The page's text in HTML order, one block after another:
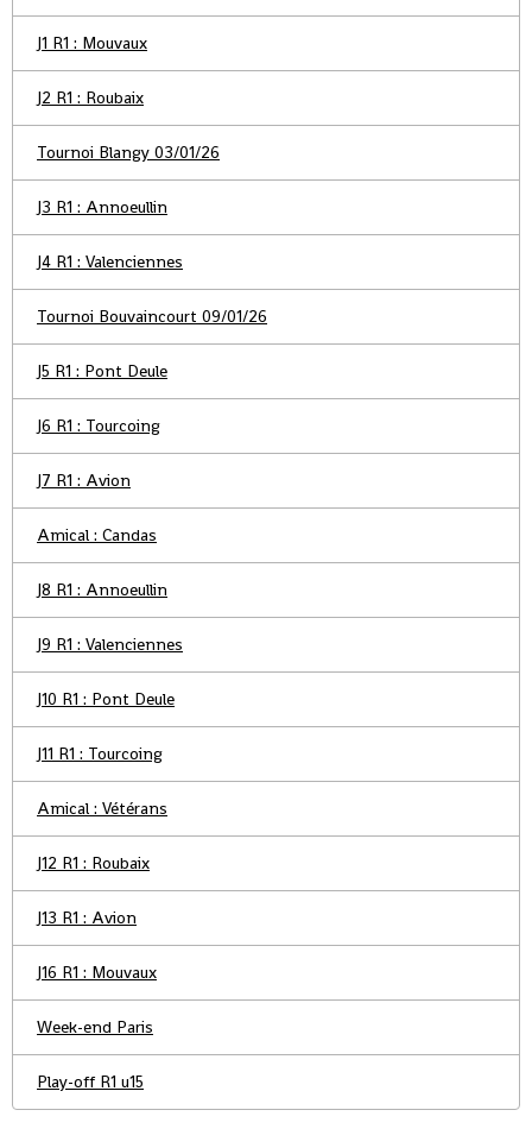
J1 R1 : Mouvaux
J2 R1 : Roubaix
Tournoi Blangy 03/01/26
J3 R1 : Annoeullin
J4 R1 : Valenciennes
Tournoi Bouvaincourt 09/01/26
J5 R1 : Pont Deule
J6 R1 : Tourcoing
J7 R1 : Avion
Amical : Candas
J8 R1 : Annoeullin
J9 R1 : Valenciennes
J10 R1 : Pont Deule
J11 R1 : Tourcoing
Amical : Vétérans
J12 R1 : Roubaix
J13 R1 : Avion
J16 R1 : Mouvaux
Week-end Paris
Play-off R1 u15